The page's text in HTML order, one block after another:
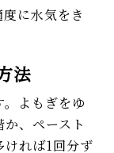
に水気をき
法
よもぎをゆ
、ペースト
れば1回分ず